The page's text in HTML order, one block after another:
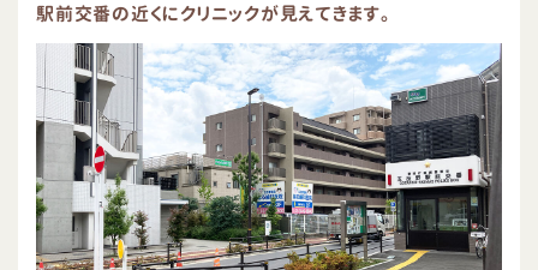
駅前交番の近くにクリニックが見えてきます。